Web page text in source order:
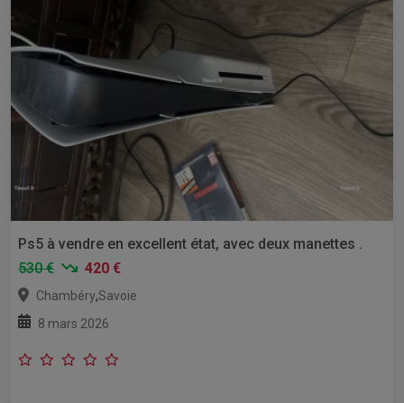
Ps5 à vendre en excellent état, avec deux manettes .
530 €
420 €
Chambéry,Savoie
8 mars 2026